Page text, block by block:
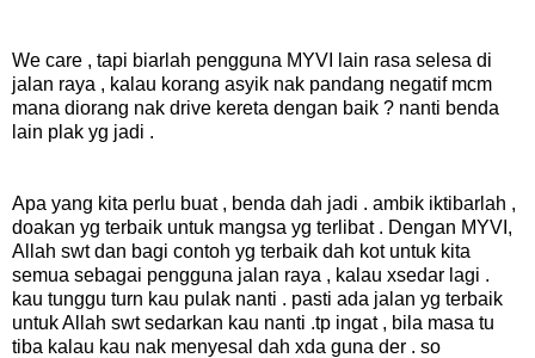
We care , tapi biarlah pengguna MYVI lain rasa selesa di
jalan raya , kalau korang asyik nak pandang negatif mcm
mana diorang nak drive kereta dengan baik ? nanti benda
lain plak yg jadi .
Apa yang kita perlu buat , benda dah jadi . ambik iktibarlah ,
doakan yg terbaik untuk mangsa yg terlibat . Dengan MYVI,
Allah swt dan bagi contoh yg terbaik dah kot untuk kita
semua sebagai pengguna jalan raya , kalau xsedar lagi .
kau tunggu turn kau pulak nanti . pasti ada jalan yg terbaik
untuk Allah swt sedarkan kau nanti .tp ingat , bila masa tu
tiba kalau kau nak menyesal dah xda guna der . so